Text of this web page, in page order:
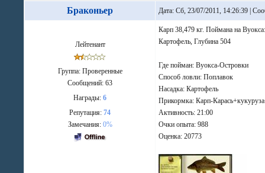
Браконьер Дата: Сб, 23/07/2011, 14:26:39 |
Лейтенант
Группа: Проверенные
Сообщений:63
Награды:6
Репутация:74
Замечания: 0%
Карп 38,479 кг. Поймана на
Картофель, Глубина 504
Где пойман: Вуокса-Островки
Способ ловли: Поплавок
Насадка: Картофель
Прикормка: Карп-
Активность: 21:00
Очки опыта: 988
Оценка: 20773